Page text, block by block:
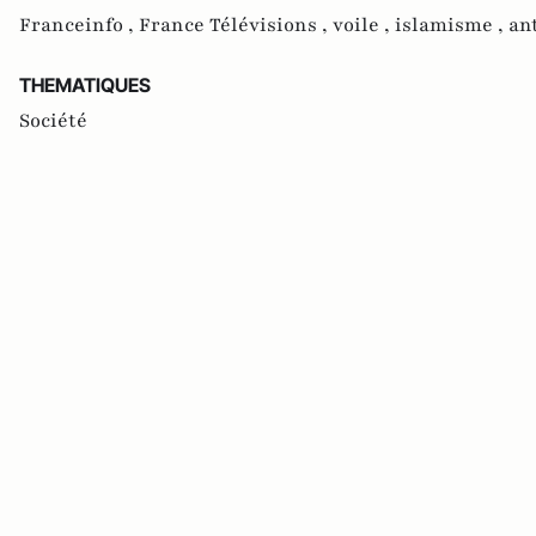
Franceinfo , France Télévisions , voile , islamisme ,
THEMATIQUES
Société